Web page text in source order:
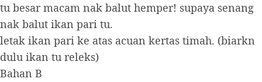
tu besar macam nak balut hemper! supaya senang
nak balut ikan pari tu.
letak ikan pari ke atas acuan kertas timah. (biarkn
dulu ikan tu releks)
Bahan B